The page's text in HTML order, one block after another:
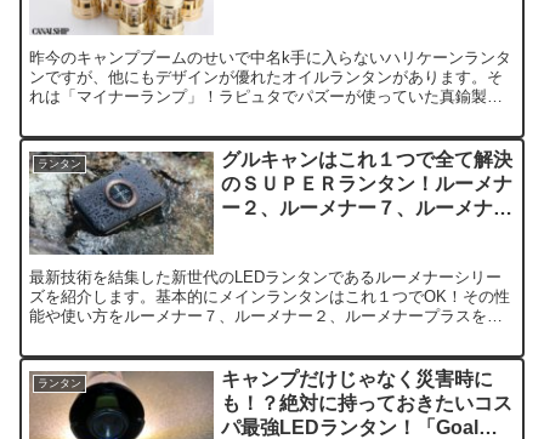
昨今のキャンプブームのせいで中名k手に入らないハリケーンランタ
ンですが、他にもデザインが優れたオイルランタンがあります。そ
れは「マイナーランプ」！ラピュタでパズーが使っていた真鍮製の
が非常に味があるものです。
ランタン
グルキャンはこれ１つで全て解決
のＳＵＰＥＲランタン！ルーメナ
ー２、ルーメナー７、ルーメナー
最新技術を結集した新世代のLEDランタンであるルーメナーシリー
ズを紹介します。基本的にメインランタンはこれ１つでOK！その性
能や使い方をルーメナー７、ルーメナー２、ルーメナープラスを比
ランタン
キャンプだけじゃなく災害時に
も！？絶対に持っておきたいコス
パ最強LEDランタン！「Goal